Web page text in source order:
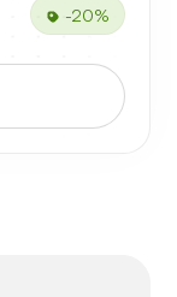
-20%